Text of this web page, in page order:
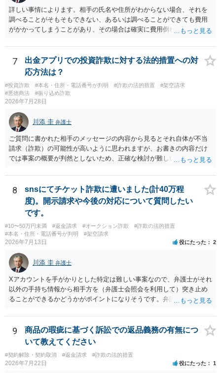
詳しい事情によります。相手の氏名や住所がわからない場合、それを
調べることがそもそもできない、あるいは調べることができても費用
がかかってしまうことがあり、その場合は確実に費用倒れになりそう
7
出金アプリでの投資詐欺に対する法的措置への対
応方法は？
#投資詐欺 #本名・住所・電話番号が判明 #詐欺の法的措置
#架空請求
#悪徳商法
#振り込め詐欺
2026年7月28日
川添 圭 弁護士
ご質問に書かれた相手のメッセージの内容から見るとそれ自体が不当
請求（詐欺）の可能性が高いように思われますが、お書きの内容だけ
では事案の概要が判然としないため、正確な検討が難しいです。例え
画面を見て貰いながらアドバイスう受けた方が確実です。
8
snsにてチケット詐欺に遭いました(計40万程
度)。開示請求や今後の対応について質問したい
です。
#10〜50万円未満 #返金請求 #オークション詐欺
#詐欺の法的措置
#本名・住所・電話番号が判明
#架空請求
2026年7月13日 役にたった 2
川添 圭 弁護士
Xアカウントを手がかりとした特定は難しい事案なので、弁護士がそれ
以外の手持ち情報から相手方を（弁護士会照会を利用して）突き止め
ることができるかどうかがポイントになりそうです。弁護士による調
せることになるでしょう。見通しについては、実際の資料等を弁護士
に検討してもらう必要があると思います。弁護士費用は自由化されて
いますので個別に確認いただく必要がありますが、そもそも回収でき
るかどうかが問題になり得る事案であり、被害額の規模からみると、
仮に回収できたとしても弁護士費用を差し引いた実質回収分はかなり
少なくなる可能性もあるように思います。
9
商品の瑕疵に基づく訴訟での返品義務の有無につ
いて教えてください
#契約解除・契約取消 #返金請求 #詐欺の法的措置
2026年7月22日 役にたった 1